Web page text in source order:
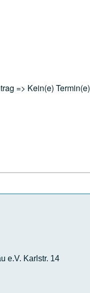
=> Kein(e) Termin(e)
e.V. Karlstr. 14